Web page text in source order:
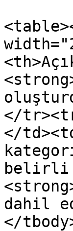
</
</
belirli
dahil
</